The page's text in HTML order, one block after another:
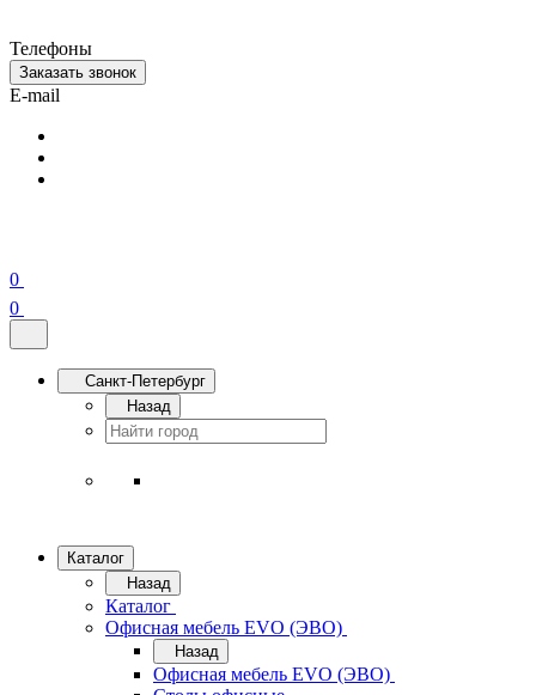
Телефоны
Заказать звонок
E-mail
0
0
Санкт-Петербург
Назад
Каталог
Назад
Каталог
Офисная мебель EVO (ЭВО)
Назад
Офисная мебель EVO (ЭВО)